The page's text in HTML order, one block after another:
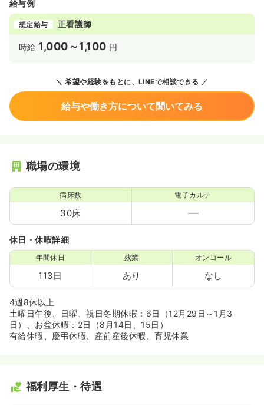
給与例
想定給与 正看護師
時給 1,000～1,100 円
希望や経験をもとに、LINEで相談できる
給与や働き方について聞いてみる
職場の環境
病床数
30床
電子カルテ
休日・休暇詳細
年間休日
113日
残業
あり
オンコール
なし
4週8休以上
土曜日午後、日曜、祝日冬期休暇：6日（12月29日～1月3
日）、お盆休暇：2日（8月14日、15日）
有給休暇、慶弔休暇、産前産後休暇、育児休業
福利厚生・待遇